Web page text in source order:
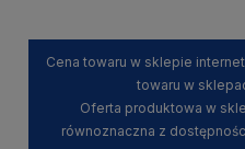
Cena towaru w sklepie
towaru w
Oferta produktowa w
równoznaczna z